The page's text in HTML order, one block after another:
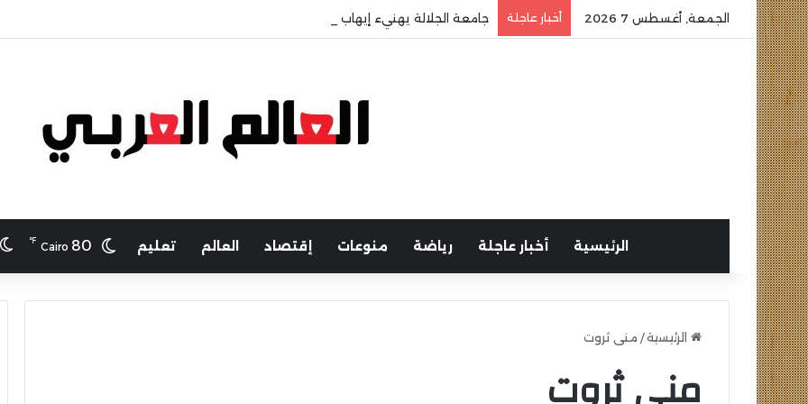
الجمعة, أغسطس 7 2026 أخبار عاجلة جامعة الجلالة يهنيء إيهاب حسانين لتعيينه أمينًا عامًا لمجلس الجامعات الخاصة
الرئيسية أخبار عاجلة رياضة منوعات إقتصاد العالم تعليم Cairo 80
℉
الرئيسية/ منى ثروت